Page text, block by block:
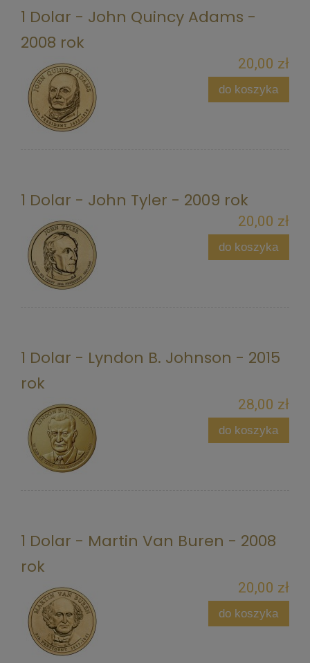
1 Dolar - John Quincy Adams -
2008 rok
20,00 zł
do koszyka
1 Dolar - John Tyler - 2009 rok
20,00 zł
do koszyka
1 Dolar - Lyndon B. Johnson - 2015
rok
28,00 zł
do koszyka
1 Dolar - Martin Van Buren - 2008
rok
20,00 zł
do koszyka